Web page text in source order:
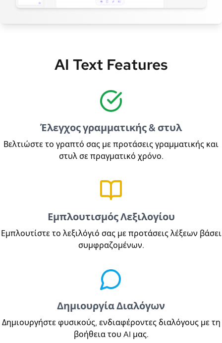
AI Text Features
Έλεγχος γραμματικής & στυλ
Βελτιώστε το γραπτό σας με προτάσεις γραμματικής και
στυλ σε πραγματικό χρόνο.
Εμπλουτισμός Λεξιλογίου
Εμπλουτίστε το λεξιλόγιό σας με προτάσεις λέξεων βάσει
συμφραζομένων.
Δημιουργία Διαλόγων
Δημιουργήστε φυσικούς, ενδιαφέροντες διαλόγους με τη
βοήθεια του AI μας.